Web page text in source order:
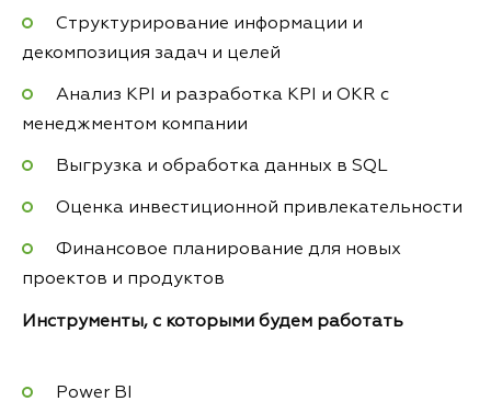
Структурирование информации и
декомпозиция задач и целей
Анализ KPI и разработка KPI и OKR с
менеджментом компании
Выгрузка и обработка данных в SQL
Оценка инвестиционной привлекательности
Финансовое планирование для новых
проектов и продуктов
Инструменты, с которыми будем работать
Power BI